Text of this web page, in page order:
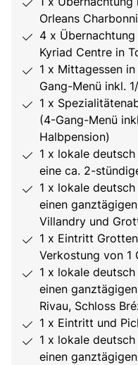
Orleans
4 x
Kyriad Centre in
1 x Mittagessen
Gang-Menü inkl.
1 x
(4-Gang-Menü
Halbpension)
1 x lokale
eine ca. 2-
1 x lokale
einen
Villandry und
1 x Eintritt
Verkostung von 1
1 x lokale
einen
Rivau, Schloss
1 x Eintritt und
1 x lokale
einen